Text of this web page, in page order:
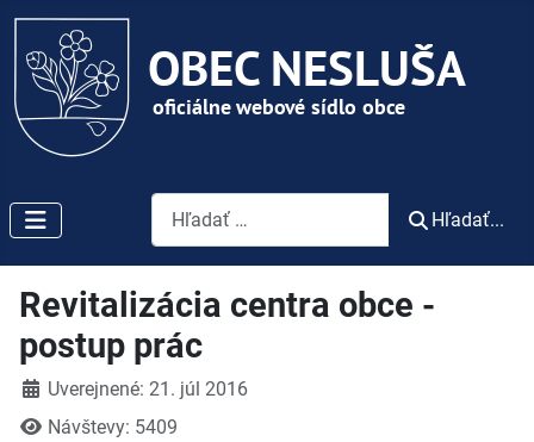
Vyhľadávanie
Hľadať...
Revitalizácia centra obce -
postup prác
DetailyUverejnené: 21. júl 2016
Návštevy: 5409